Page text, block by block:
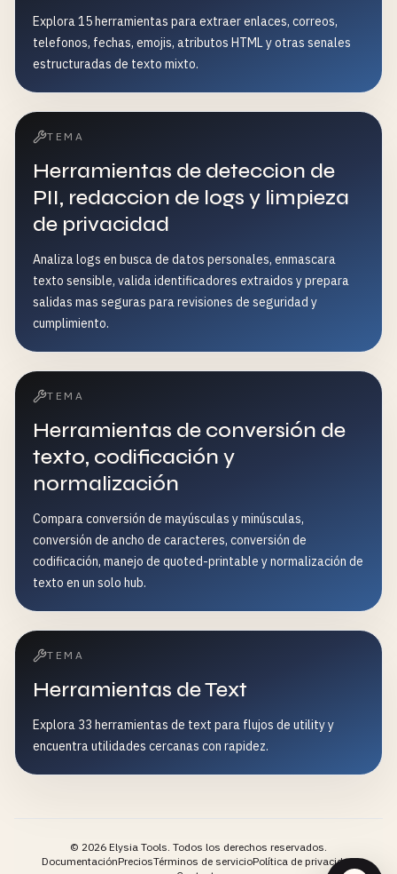
Explora 15 herramientas para extraer enlaces, correos,
telefonos, fechas, emojis, atributos HTML y otras senales
estructuradas de texto mixto.
TEMA
Herramientas de deteccion de
PII, redaccion de logs y limpieza
de privacidad
Analiza logs en busca de datos personales, enmascara
texto sensible, valida identificadores extraidos y prepara
salidas mas seguras para revisiones de seguridad y
cumplimiento.
TEMA
Herramientas de conversión de
texto, codificación y
normalización
Compara conversión de mayúsculas y minúsculas,
conversión de ancho de caracteres, conversión de
codificación, manejo de quoted-printable y normalización de
texto en un solo hub.
TEMA
Herramientas de Text
Explora 33 herramientas de text para flujos de utility y
encuentra utilidades cercanas con rapidez.
© 2026 Elysia Tools. Todos los derechos reservados.
DocumentaciónPreciosTérminos de servicioPolítica de privacidad